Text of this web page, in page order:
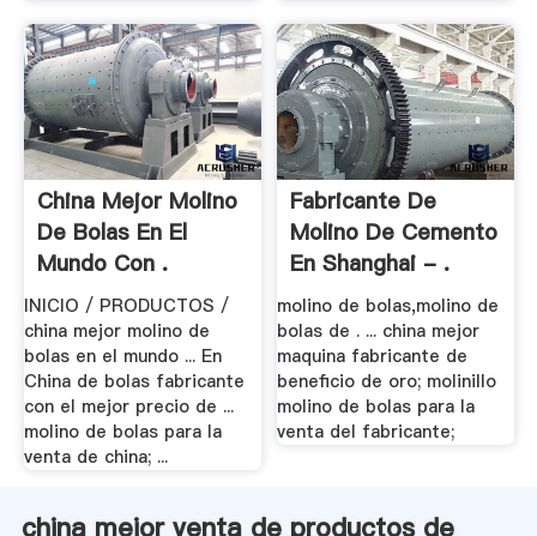
China Mejor Molino
De Bolas En El
Mundo Con .
INICIO / PRODUCTOS /
china mejor molino de
bolas en el mundo ... En
China de bolas fabricante
con el mejor precio de ...
molino de bolas para la
venta de china; ...
Fabricante De
Molino De Cemento
En Shanghai - .
molino de bolas,molino de
bolas de . ... china mejor
maquina fabricante de
beneficio de oro; molinillo
molino de bolas para la
venta del fabricante;
china mejor venta de productos de